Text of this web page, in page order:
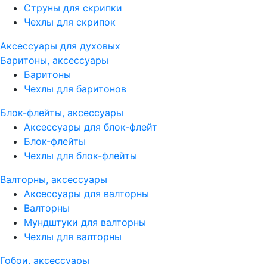
Струны для скрипки
Чехлы для скрипок
Аксессуары для духовых
Баритоны, аксессуары
Баритоны
Чехлы для баритонов
Блок-флейты, аксессуары
Аксессуары для блок-флейт
Блок-флейты
Чехлы для блок-флейты
Валторны, аксессуары
Аксессуары для валторны
Валторны
Мундштуки для валторны
Чехлы для валторны
Гобои, аксессуары